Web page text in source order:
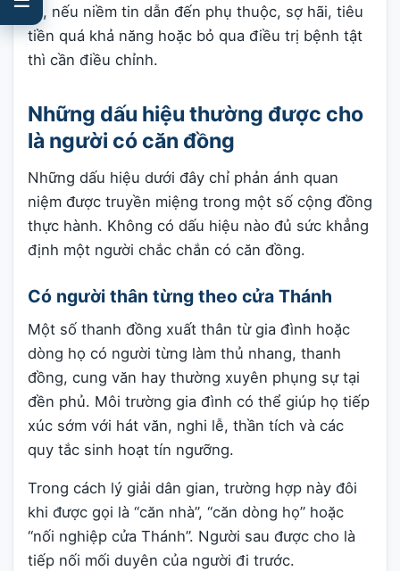
lại, nếu niềm tin dẫn đến phụ thuộc, sợ hãi, tiêu
tiền quá khả năng hoặc bỏ qua điều trị bệnh tật
thì cần điều chỉnh.
Những dấu hiệu thường được cho
là người có căn đồng
Những dấu hiệu dưới đây chỉ phản ánh quan
niệm được truyền miệng trong một số cộng đồng
thực hành. Không có dấu hiệu nào đủ sức khẳng
định một người chắc chắn có căn đồng.
Có người thân từng theo cửa Thánh
Một số thanh đồng xuất thân từ gia đình hoặc
dòng họ có người từng làm thủ nhang, thanh
đồng, cung văn hay thường xuyên phụng sự tại
đền phủ. Môi trường gia đình có thể giúp họ tiếp
xúc sớm với hát văn, nghi lễ, thần tích và các
quy tắc sinh hoạt tín ngưỡng.
Trong cách lý giải dân gian, trường hợp này đôi
khi được gọi là “căn nhà”, “căn dòng họ” hoặc
“nối nghiệp cửa Thánh”. Người sau được cho là
tiếp nối mối duyên của người đi trước.